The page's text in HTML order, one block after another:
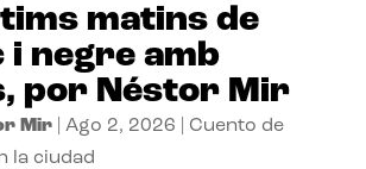
matins de
i negre amb
por Néstor Mir
Mir| Ago 2, 2026
Cuento de
la ciudad